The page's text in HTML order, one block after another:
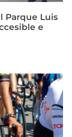
Parque Luis
e